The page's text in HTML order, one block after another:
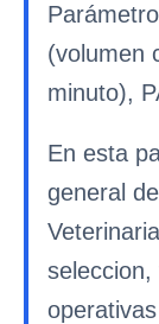
(volumen
minuto),
En esta
general